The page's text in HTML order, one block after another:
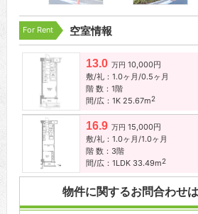
For Rent 空室情報
13.0 万円 10,000円
敷/礼：1.0ヶ月/0.5ヶ月
階 数：1階
間/広：1K 25.67m2
16.9 万円 15,000円
敷/礼：1.0ヶ月/1.0ヶ月
階 数：3階
間/広：1LDK 33.49m2
物件に関するお問合わせ